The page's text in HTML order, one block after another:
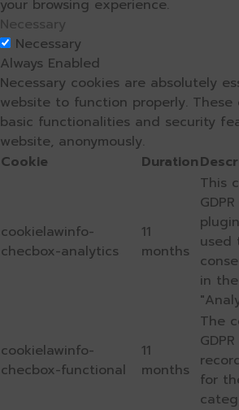
your browsing experience.
Necessary
Necessary
Always Enabled
Necessary cookies are absolutely
website to function properly. These
basic functionalities and security
website, anonymously.
Cookie
Duration
cookielawinfo-
checbox-analytics
11
months
This
used
in
cookielawinfo-
checbox-functional
11
months
The
for